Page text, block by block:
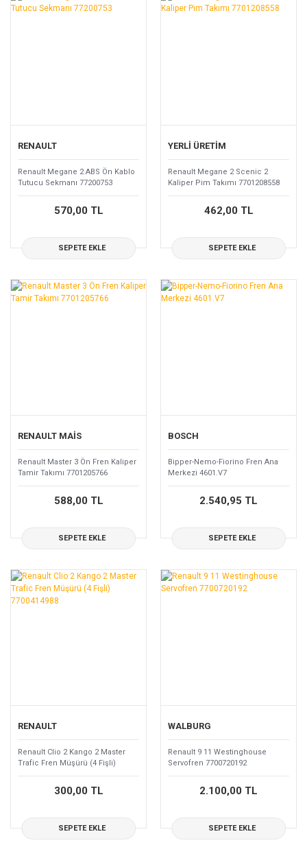
RENAULT
Renault Megane 2 ABS Ön Kablo
Tutucu Sekmanı 77200753
570,00 TL
SEPETE EKLE
YERLİ ÜRETİM
Renault Megane 2 Scenic 2
Kaliper Pim Takımı 7701208558
462,00 TL
SEPETE EKLE
RENAULT MAİS
Renault Master 3 Ön Fren Kaliper
Tamir Takımı 7701205766
588,00 TL
SEPETE EKLE
BOSCH
Bipper-Nemo-Fiorino Fren Ana
Merkezi 4601.V7
2.540,95 TL
SEPETE EKLE
RENAULT
Renault Clio 2 Kango 2 Master
Trafic Fren Müşürü (4 Fişli)
7700414988
300,00 TL
SEPETE EKLE
WALBURG
Renault 9 11 Westinghouse
Servofren 7700720192
2.100,00 TL
SEPETE EKLE